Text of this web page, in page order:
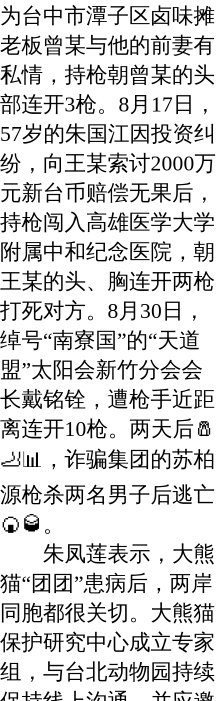
为台中市潭子区卤味摊
老板曾某与他的前妻有
私情，持枪朝曾某的头
部连开3枪。8月17日，
57岁的朱国江因投资纠
纷，向王某索讨2000万
元新台币赔偿无果后，
持枪闯入高雄医学大学
附属中和纪念医院，朝
王某的头、胸连开两枪
打死对方。8月30日，
绰号“南寮国”的“天道
盟”太阳会新竹分会会
长戴铭铨，遭枪手近距
离连开10枪。两天后🧂
🦶📊，诈骗集团的苏柏
源枪杀两名男子后逃亡
🍘🥃。
朱凤莲表示，大熊
猫“团团”患病后，两岸
同胞都很关切。大熊猫
保护研究中心成立专家
组，与台北动物园持续